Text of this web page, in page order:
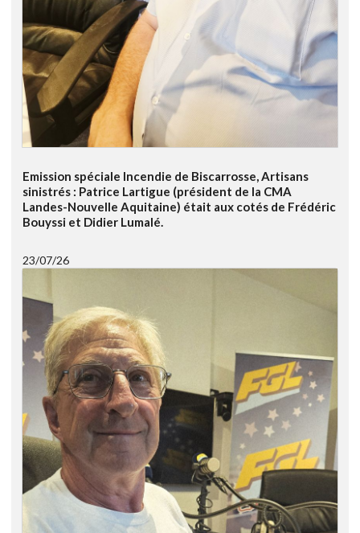
Emission spéciale Incendie de Biscarrosse, Artisans
sinistrés : Patrice Lartigue (président de la CMA
Landes-Nouvelle Aquitaine) était aux cotés de Frédéric
Bouyssi et Didier Lumalé.
23/07/26